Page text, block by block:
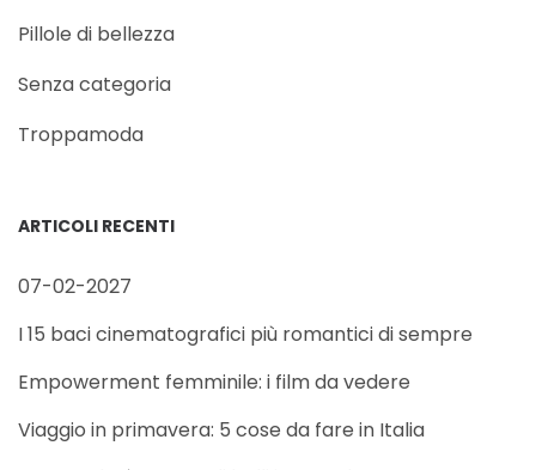
Pillole di bellezza
Senza categoria
Troppamoda
ARTICOLI RECENTI
07-02-2027
I 15 baci cinematografici più romantici di sempre
Empowerment femminile: i film da vedere
Viaggio in primavera: 5 cose da fare in Italia